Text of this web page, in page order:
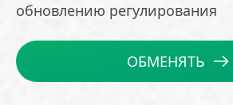
обновлению регулирования
ОБМЕНЯТЬ